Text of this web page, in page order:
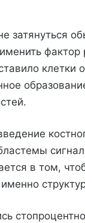
затянуться
фактор
клетки
в том,